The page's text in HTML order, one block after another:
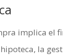
implica el
la